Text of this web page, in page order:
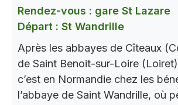
Rendez-vous : gare St Lazare
Départ : St Wandrille
Après les abbayes de Cîteaux
de Saint Benoit-sur-Loire
c’est en Normandie chez les
l’abbaye de Saint Wandrille, où